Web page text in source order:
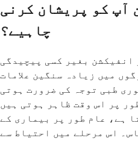
آپ کو پریشان کرنی
چاہیے؟
انفیکشن بغیر کسی پیچیدگی
میں زیادہ سنگین علامات
طبی توجہ کی ضرورت ہوتی
پر اس وقت ظاہر ہوتی ہیں
ہے، عام طور پر بیماری کے
اس مرحلے میں احتیاط سے